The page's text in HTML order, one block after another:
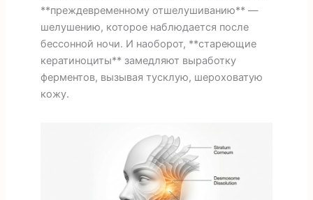
**преждевременному отшелушиванию** —
шелушению, которое наблюдается после
бессонной ночи. И наоборот, **стареющие
кератиноциты** замедляют выработку
ферментов, вызывая тусклую, шероховатую
кожу.